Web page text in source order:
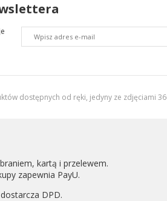
dostępnych od ręki, jedyny ze zdjęciami
kartą i przelewem.
zapewnia PayU.
DPD.